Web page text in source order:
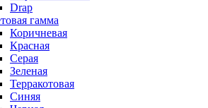
Drap
гамма
Коричневая
Красная
Серая
Зеленая
Терракотовая
Синяя